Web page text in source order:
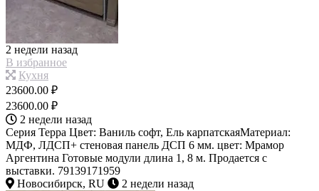
2 недели назад
В избранное
Кухня
23600.00 ₽
23600.00 ₽
2 недели назад
Серия Терра Цвет: Ваниль софт, Ель карпатскаяМатериал:
МДФ, ЛДСП+ стеновая панель ДСП 6 мм. цвет: Мрамор
Аргентина Готовые модули длина 1, 8 м. Продается с
выставки. 79139171959
Новосибирск, RU
2 недели назад